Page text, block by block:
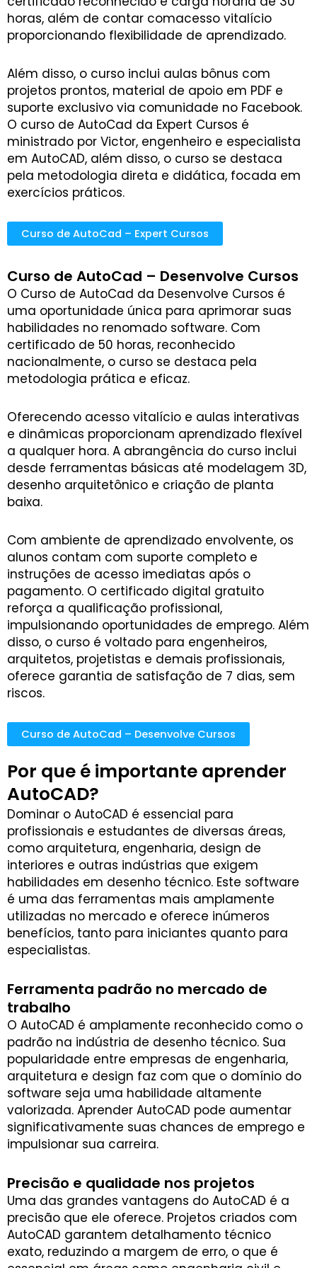
horas, além de contar comacesso vitalício
proporcionando flexibilidade de aprendizado.
Além disso, o curso inclui aulas bônus com
projetos prontos, material de apoio em PDF e
suporte exclusivo via comunidade no Facebook.
O curso de AutoCad da Expert Cursos é
ministrado por Victor, engenheiro e especialista
em AutoCAD, além disso, o curso se destaca
pela metodologia direta e didática, focada em
exercícios práticos.
Curso de AutoCad – Expert Cursos
Curso de AutoCad – Desenvolve Cursos
O Curso de AutoCad da Desenvolve Cursos é
uma oportunidade única para aprimorar suas
habilidades no renomado software. Com
certificado de 50 horas, reconhecido
nacionalmente, o curso se destaca pela
metodologia prática e eficaz.
Oferecendo acesso vitalício e aulas interativas
e dinâmicas proporcionam aprendizado flexível
a qualquer hora. A abrangência do curso inclui
desde ferramentas básicas até modelagem 3D,
desenho arquitetônico e criação de planta
baixa.
Com ambiente de aprendizado envolvente, os
alunos contam com suporte completo e
instruções de acesso imediatas após o
pagamento. O certificado digital gratuito
reforça a qualificação profissional,
impulsionando oportunidades de emprego. Além
disso, o curso é voltado para engenheiros,
arquitetos, projetistas e demais profissionais,
oferece garantia de satisfação de 7 dias, sem
riscos.
Curso de AutoCad – Desenvolve Cursos
Por que é importante aprender
AutoCAD?
Dominar o AutoCAD é essencial para
profissionais e estudantes de diversas áreas,
como arquitetura, engenharia, design de
interiores e outras indústrias que exigem
habilidades em desenho técnico. Este software
é uma das ferramentas mais amplamente
utilizadas no mercado e oferece inúmeros
benefícios, tanto para iniciantes quanto para
especialistas.
Ferramenta padrão no mercado de
trabalho
O AutoCAD é amplamente reconhecido como o
padrão na indústria de desenho técnico. Sua
popularidade entre empresas de engenharia,
arquitetura e design faz com que o domínio do
software seja uma habilidade altamente
valorizada. Aprender AutoCAD pode aumentar
significativamente suas chances de emprego e
impulsionar sua carreira.
Precisão e qualidade nos projetos
Uma das grandes vantagens do AutoCAD é a
precisão que ele oferece. Projetos criados com
AutoCAD garantem detalhamento técnico
exato, reduzindo a margem de erro, o que é